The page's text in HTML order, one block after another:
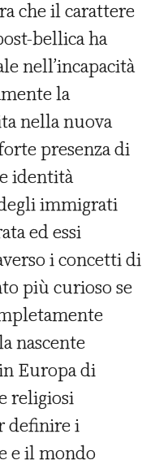
che il carattere
bellica ha
nell’incapacità
la
nella nuova
presenza di
identità
immigrati
ed essi
i concetti di
più curioso se
nascente
Europa di
religiosi
definire i
e il mondo